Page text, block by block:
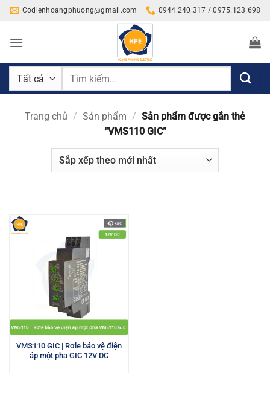
Bỏ
nội
Codienhoangphuong@gmail.com 0944.240.317 / 0975.123.698
Tìm
Trang chủ / Sản phẩm / Sản phẩm được gắn thẻ
“VMS110 GIC”
VMS110 GIC | Rơle bảo vệ điện
áp một pha GIC 12V DC